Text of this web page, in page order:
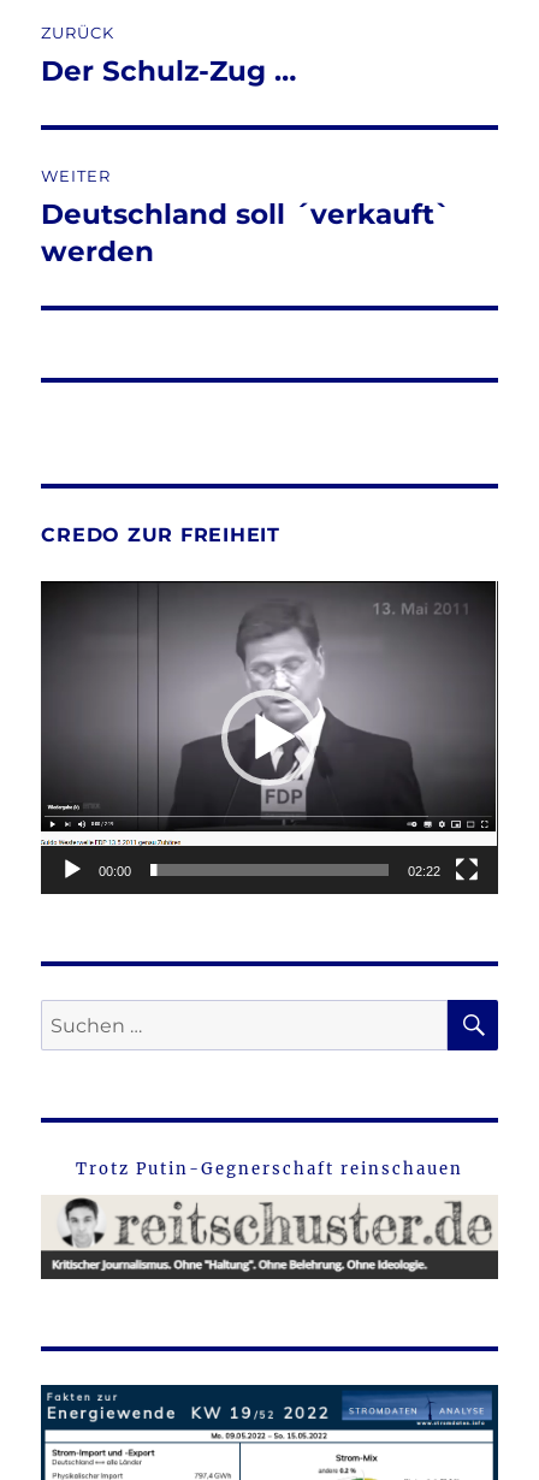
ZURÜCK
Vorheriger
Der Schulz-Zug …
WEITER
Nächster
Beitrag:
Deutschland soll ´verkauft`
werden
CREDO ZUR FREIHEIT
00:00 02:22
Suche
nach:
Trotz Putin-Gegnerschaft reinschauen